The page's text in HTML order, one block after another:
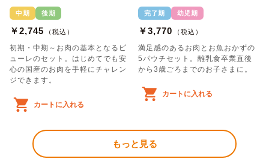
中期 後期
￥2,745 （税込）
初期・中期～お肉の基本となるピ
ューレのセット。はじめてでも安
心の国産のお肉を手軽にチャレン
ジできます。
カートに入れる
完了期 幼児期
￥3,770 （税込）
満足感のあるお肉とお魚おかずの
5パウチセット。離乳食卒業直後
から3歳ごろまでのお子さまに。
カートに入れる
もっと見る